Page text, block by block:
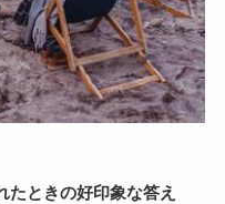
たときの好印象な答え